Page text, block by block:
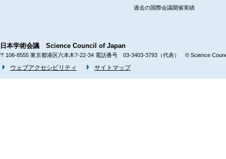
過去の国際会議開催実績
日本学術会議 Science Council of Japan
〒106-8555 東京都港区六本木7-22-34 電話番号 03-3403-3793（代表） © Science
ウェブアクセシビリティ サイトマップ